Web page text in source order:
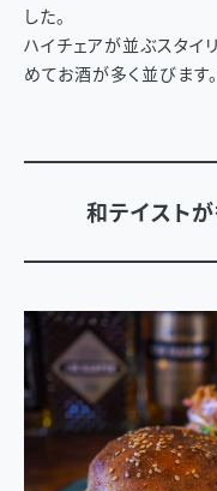
した。
ハイチェアが並ぶスタイ
めてお酒が多く並びます
和テイスト